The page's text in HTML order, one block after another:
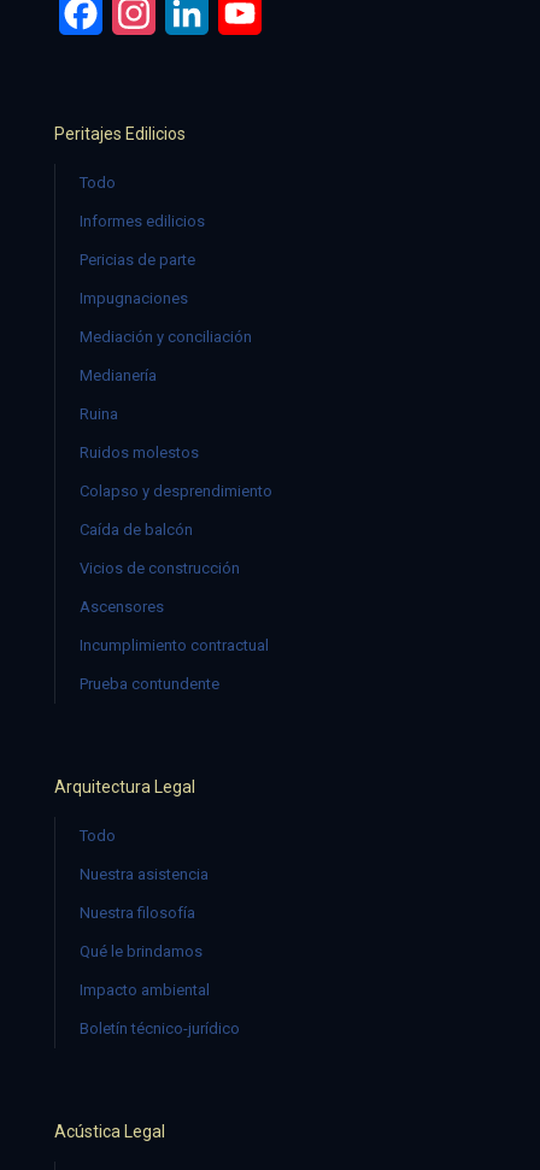
FacebookInstagramLinkedIn
Peritajes Edilicios
Todo
Informes edilicios
Pericias de parte
Impugnaciones
Mediación y conciliación
Medianería
Ruina
Ruidos molestos
Colapso y desprendimiento
Caída de balcón
Vicios de construcción
Ascensores
Incumplimiento contractual
Prueba contundente
Arquitectura Legal
Todo
Nuestra asistencia
Nuestra filosofía
Qué le brindamos
Impacto ambiental
Boletín técnico-jurídico
Acústica Legal